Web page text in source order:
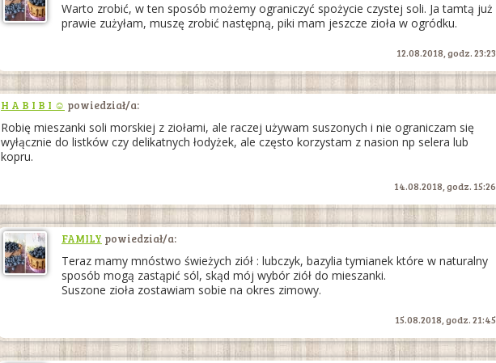
Warto zrobić, w ten sposób możemy ograniczyć spożycie czystej soli. Ja tamtą już
prawie zużyłam, muszę zrobić następną, piki mam jeszcze zioła w ogródku.
12.08.2018, godz. 23:23
H A B I B I ☺ powiedział/a:
Robię mieszanki soli morskiej z ziołami, ale raczej używam suszonych i nie ograniczam się
wyłącznie do listków czy delikatnych łodyżek, ale często korzystam z nasion np selera lub
kopru.
14.08.2018, godz. 15:26
FAMILY powiedział/a:
Teraz mamy mnóstwo świeżych ziół : lubczyk, bazylia tymianek które w naturalny
sposób mogą zastąpić sól, skąd mój wybór ziół do mieszanki.
Suszone zioła zostawiam sobie na okres zimowy.
15.08.2018, godz. 21:45